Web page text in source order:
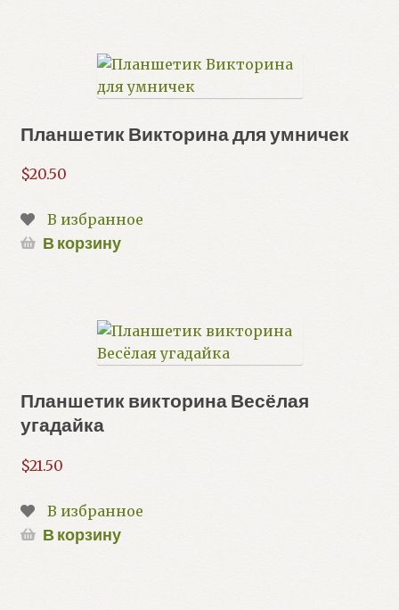
Планшетик Викторина для умничек
$20.50
В избранное
В корзину
Планшетик викторина Весёлая
угадайка
$21.50
В избранное
В корзину